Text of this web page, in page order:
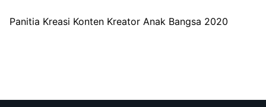
Panitia Kreasi Konten Kreator Anak Bangsa 2020